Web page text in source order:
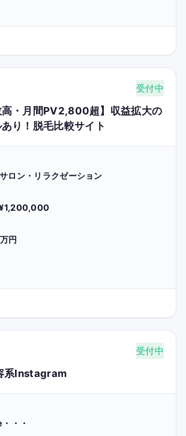
受付中
高・月間PV2,800超】収益拡大の
り！脱毛比較サイト
ロン・リラクゼーション
円
受付中
系Instagram
・・